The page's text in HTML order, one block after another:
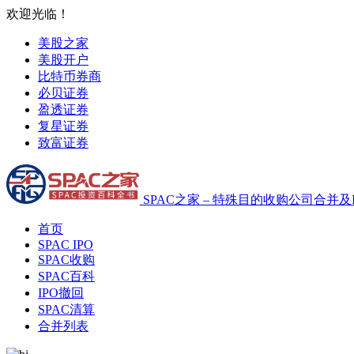
欢迎光临！
美股之家
美股开户
比特币券商
必贝证券
盈透证券
复星证券
致富证券
SPAC之家 – 特殊目的收购公司合并
首页
SPAC IPO
SPAC收购
SPAC百科
IPO撤回
SPAC清算
合并列表